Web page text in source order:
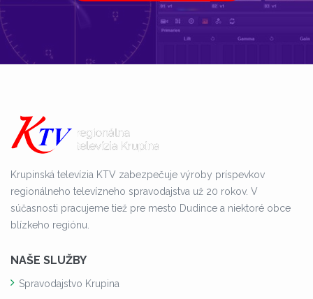
Krupinská televízia KTV zabezpečuje výroby príspevkov
regionálneho televízneho spravodajstva už 20 rokov. V
súčasnosti pracujeme tiež pre mesto Dudince a niektoré obce
blízkeho regiónu.
NAŠE SLUŽBY
Spravodajstvo Krupina